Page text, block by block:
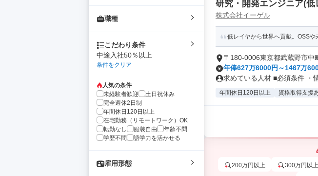
職種
こだわり条件
中途入社50％以上
条件をクリア
人気の条件
未経験者歓迎
土日祝休み
完全週休2日制
年間休日120日以上
在宅勤務（リモートワーク）OK
転勤なし
服装自由
年齢不問
学歴不問
語学力を活かせる
雇用形態
研究・開発エンジニア(
株式会社イーゲル
低レイヤから世界へ貢献。OSSや
〒180-0006東京都武蔵野市中
年俸627万6000円～1467万
求めている人材 ■必須条件 ・
年間休日120日以上 資格取得支援
200万円以上 300万円以上